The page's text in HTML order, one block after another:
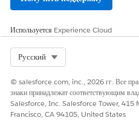
Назначения подарка по
Кампания, связанная с
Соответствующее
Возможность, связанная с
Кампания, связанная с
Единое стандартное
Используется Experience Cloud
Русский
© salesforce.com, inc., 2026 гг. Все
знаки принадлежат соответствующим
Salesforce, Inc. Salesforce Tower, 415
Francisco, CA 94105, United States